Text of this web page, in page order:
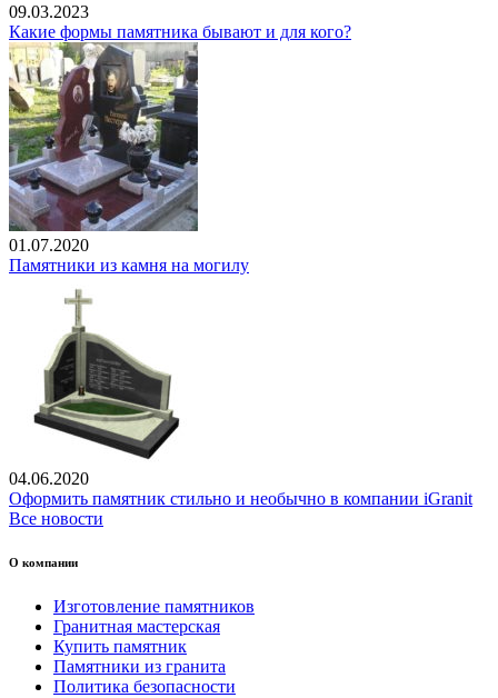
09.03.2023
Какие формы памятника бывают и для кого?
01.07.2020
Памятники из камня на могилу
04.06.2020
Оформить памятник стильно и необычно в компании iGranit
Все новости
О компании
Изготовление памятников
Гранитная мастерская
Купить памятник
Памятники из гранита
Политика безопасности